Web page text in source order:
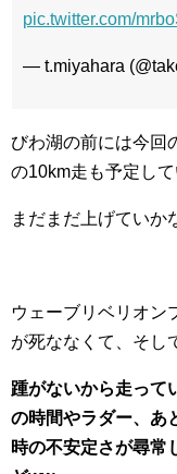
pic.twitter.com/
— t.miyahara
びわ湖の前には今回
の10km走も予定し
まだまだ上げていか
ウェーブリベリオン
が死ななくて、そし
踵がないから走って
の時間やラダー、あ
時の不安定さが尋常